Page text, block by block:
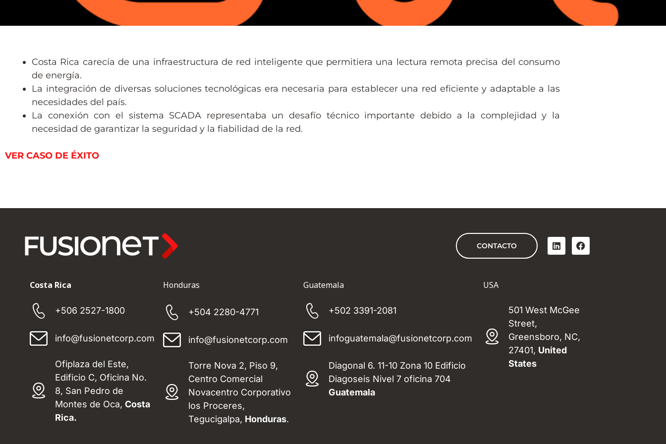
Costa Rica carecía de una infraestructura de red inteligente que permitiera una lectura remota precisa del consumo
de energía.
La integración de diversas soluciones tecnológicas era necesaria para establecer una red eficiente y adaptable a las
necesidades del país.
La conexión con el sistema SCADA representaba un desafío técnico importante debido a la complejidad y la
necesidad de garantizar la seguridad y la fiabilidad de la red.
VER CASO DE ÉXITO
CONTACTO L
i
n
F
a
c
Costa Rica
+506 2527-1800
info@fusionetcorp.com
Ofiplaza del Este,
Edificio C, Oficina No.
8, San Pedro de
Montes de Oca, Costa
Rica.
Honduras
+504 2280-4771
info@fusionetcorp.com
Torre Nova 2, Piso 9,
Centro Comercial
Novacentro Corporativo
los Proceres,
Tegucigalpa, Honduras.
Guatemala
+502 3391-2081
infoguatemala@fusionetcorp.com
Diagonal 6. 11-10 Zona 10 Edificio
Diagoseis Nivel 7 oficina 704
Guatemala
USA
501 West McGee
Street,
Greensboro, NC,
27401, United
States